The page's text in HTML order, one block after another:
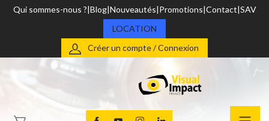
Qui sommes-nous ? Blog Nouveautés Promotions Contact SAV
LOCATION
Créer un compte / Connexion